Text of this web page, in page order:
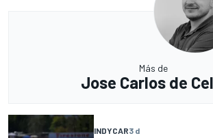
Más de
Jose Carlos de
INDYCAR3 d